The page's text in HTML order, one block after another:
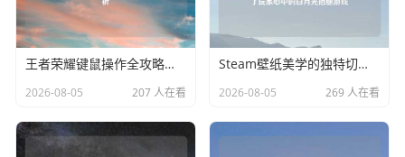
王者荣耀键鼠操作全攻略，极致体验与争议解析
2026-08-05 207 人在看
Steam壁纸美学的独特切角，为何抬腿姿势成为了玩家心中的白月光抬腿游戏
2026-08-05 269 人在看